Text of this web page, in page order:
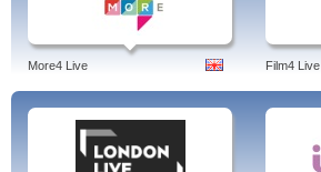
More4 Live Film4 Live